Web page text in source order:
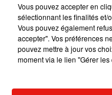
Vous pouvez accepter en
sélectionnant les finalités et/
Vous pouvez également
accepter". Vos préférences
pouvez mettre à jour vos
moment via le lien "Gérer